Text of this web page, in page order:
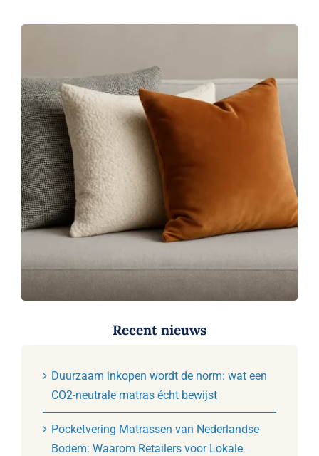
Recent nieuws
Duurzaam inkopen wordt de norm: wat een
CO2-neutrale matras écht bewijst
Pocketvering Matrassen van Nederlandse
Bodem: Waarom Retailers voor Lokale